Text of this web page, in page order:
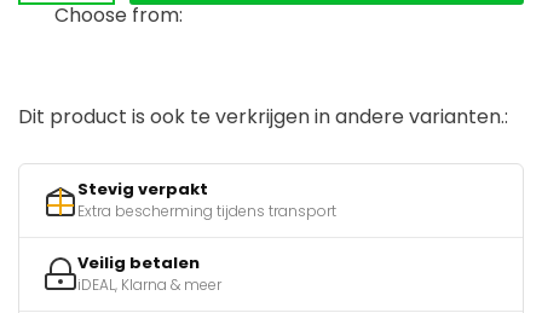
Choose from:
Dit product is ook te verkrijgen in andere varianten.:
Stevig verpakt
Extra bescherming tijdens transport
Veilig betalen
iDEAL, Klarna & meer